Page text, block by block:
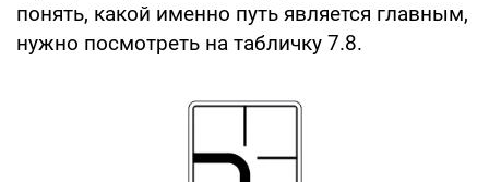
понять, какой именно путь является главным,
нужно посмотреть на табличку 7.8.